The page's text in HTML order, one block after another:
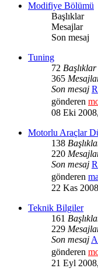
Modifiye Bölümü
Başlıklar
Mesajlar
Son mesaj
Tuning
72 Başlıklar
365
Son mesaj
gönderen
08 Eki
Motorlu Araçlar
138
220
Son mesaj
gönderen
22 Kas
Teknik Bilgiler
161
229
Son mesaj
gönderen
21 Eyl